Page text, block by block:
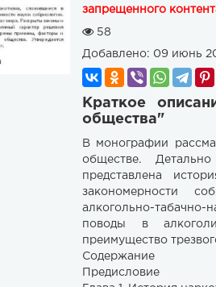
запрещенного
58
Добавлено: 09 июнь
Краткое
общества"
В монографии
обществе.
представлена
закономерности
алкогольно-
поводы в
преимущество
Содержание
Предисловие